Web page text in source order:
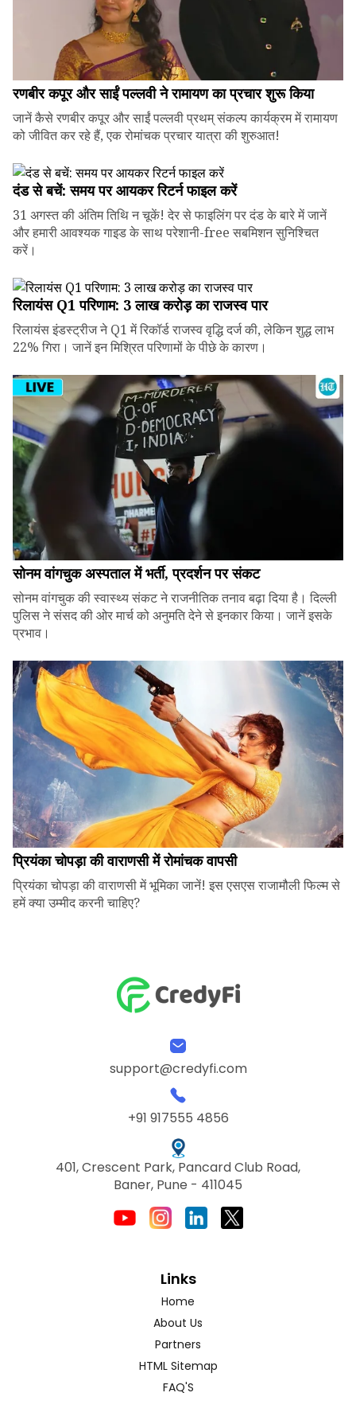
रणबीर कपूर और साईं पल्लवी ने रामायण का प्रचार शुरू किया
जानें कैसे रणबीर कपूर और साईं पल्लवी प्रथम् संकल्प कार्यक्रम में रामायण
को जीवित कर रहे हैं, एक रोमांचक प्रचार यात्रा की शुरुआत!
दंड से बचें: समय पर आयकर रिटर्न फाइल करें
31 अगस्त की अंतिम तिथि न चूकें! देर से फाइलिंग पर दंड के बारे में जानें
और हमारी आवश्यक गाइड के साथ परेशानी-free सबमिशन सुनिश्चित
करें।
रिलायंस Q1 परिणाम: ₹3 लाख करोड़ का राजस्व पार
रिलायंस इंडस्ट्रीज ने Q1 में रिकॉर्ड राजस्व वृद्धि दर्ज की, लेकिन शुद्ध लाभ
22% गिरा। जानें इन मिश्रित परिणामों के पीछे के कारण।
सोनम वांगचुक अस्पताल में भर्ती, प्रदर्शन पर संकट
सोनम वांगचुक की स्वास्थ्य संकट ने राजनीतिक तनाव बढ़ा दिया है। दिल्ली
पुलिस ने संसद की ओर मार्च को अनुमति देने से इनकार किया। जानें इसके
प्रभाव।
प्रियंका चोपड़ा की वाराणसी में रोमांचक वापसी
प्रियंका चोपड़ा की वाराणसी में भूमिका जानें! इस एसएस राजामौली फिल्म से
हमें क्या उम्मीद करनी चाहिए?
support@credyfi.com
+91 917555 4856
401, Crescent Park, Pancard Club Road,
Baner, Pune - 411045
Links
Home
About Us
Partners
HTML Sitemap
FAQ'S